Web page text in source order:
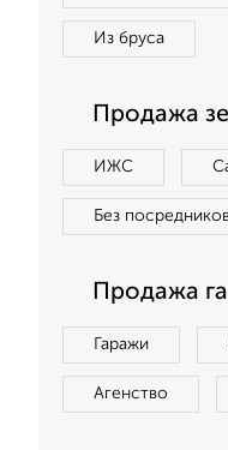
Из бруса
Продажа
ИЖС
Без
Продажа
Гаражи
Агенство